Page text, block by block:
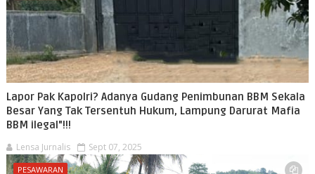
Lapor Pak Kapolri? Adanya Gudang Penimbunan BBM Sekala
Besar Yang Tak Tersentuh Hukum, Lampung Darurat Mafia
BBM ilegal"!!!
Lensa Jurnalis Sept 07, 2025
PESAWARAN